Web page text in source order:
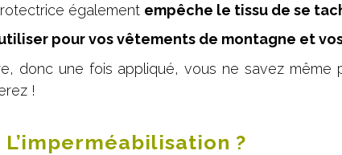
également empêche le tissu de se
pour vos vêtements de montagne et
donc une fois appliqué, vous ne savez même
!
?